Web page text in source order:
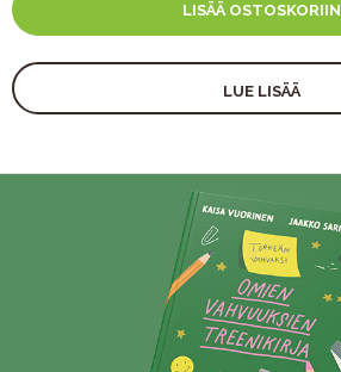
LISÄÄ OSTOSKORIIN
LUE LISÄÄ